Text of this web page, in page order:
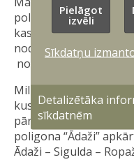
poligonā “Ādaži”
kas var radīt īslaicīgu
nodarbības tiek
no 24. līdz 31. martam.
Militāro mācību laikā
kustības
pārvietošana uz
poligona “Ādaži”
Ādaži – Sigulda –
Pielāgot
izvēli
Sīkdatņu
Detalizētāka
sīkdatnēm